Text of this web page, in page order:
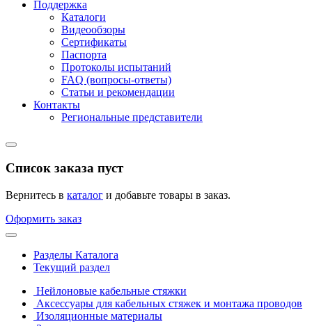
Поддержка
Каталоги
Видеообзоры
Сертификаты
Паспорта
Протоколы испытаний
FAQ (вопросы-ответы)
Статьи и рекомендации
Контакты
Региональные представители
Список заказа пуст
Вернитесь в каталог и добавьте товары в заказ.
Оформить заказ
Разделы Каталога
Текущий раздел
Нейлоновые кабельные стяжки
Аксессуары для кабельных стяжек и монтажа проводов
Изоляционные материалы